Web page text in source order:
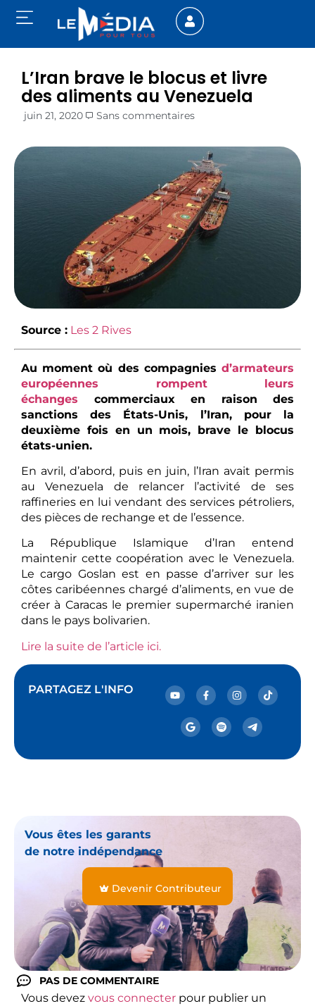
L’Iran brave le blocus et livre
des aliments au Venezuela
juin 21, 2020 Sans commentaires
Source : Les 2 Rives
Au moment où des compagnies d’armateurs
européennes rompent leurs
échanges commerciaux en raison des
sanctions des États-Unis, l’Iran, pour la
deuxième fois en un mois, brave le blocus
états-unien.
En avril, d’abord, puis en juin, l’Iran avait permis
au Venezuela de relancer l’activité de ses
raffineries en lui vendant des services pétroliers,
des pièces de rechange et de l’essence.
La République Islamique d’Iran entend
maintenir cette coopération avec le Venezuela.
Le cargo Goslan est en passe d’arriver sur les
côtes caribéennes chargé d’aliments, en vue de
créer à Caracas le premier supermarché iranien
dans le pays bolivarien.
Lire la suite de l’article ici.
PARTAGEZ L'INFO
Vous êtes les garants
de notre indépendance
Devenir Contributeur
PAS DE COMMENTAIRE
Vous devez vous connecter pour publier un